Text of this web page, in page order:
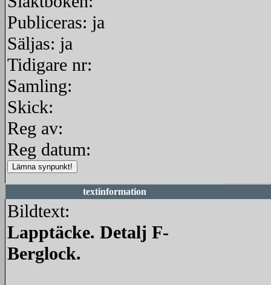
Publiceras: ja
Säljas: ja
Tidigare nr:
Samling:
Skick:
Reg av:
Reg datum:
textinformation
Bildtext:
Lapptäcke. Detalj F-
Berglock.